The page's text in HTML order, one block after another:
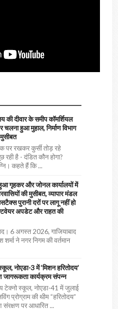
की दीवार के समीप कॉमर्शियल
हुआ मुहाल, निर्माण विभाग
पर रखकर कुर्सी तोड़ रहे
रही है - दंडित कौन होगा?
कहते हैं कि ...
हुआ गृहकर और जोनल कार्यालयों में
की मुसीबत, व्यापार मंडल
पुरानी दरों पर लागू नहीं हो
अपडेट और राहत की
6 अगस्त 2026, गाजियाबाद
ने नगर निगम की वर्तमान
नोएडा-3 में ‘मिशन हरितोदय’
जागरूकता कार्यक्रम संपन्न
टेक्नो स्कूल, नोएडा-41 में जुलाई
प्रोग्राम की थीम “हरितोदय”
संरक्षण पर आधारित ...